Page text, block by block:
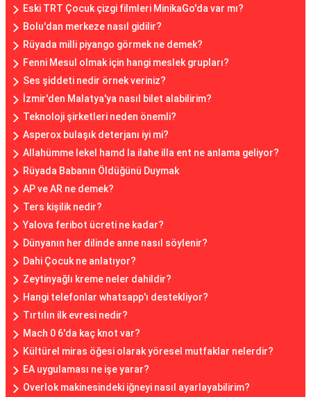
Eski TRT Çocuk çizgi filmleri MinikaGo'da var mı?
Bolu'dan merkeze nasıl gidilir?
Rüyada milli piyango görmek ne demek?
Fenni Mesul olmak için hangi meslek grupları?
Ses şiddeti nedir örnek veriniz?
İzmir'den Malatya'ya nasıl bilet alabilirim?
Teknoloji şirketleri neden önemli?
Asperox bulaşık deterjanı iyi mi?
Allahümme lekel hamd la ilahe illa ent ne anlama geliyor?
Rüyada Babanın Öldüğünü Duymak
AP ve AR ne demek?
Ters kişilik nedir?
Yalova feribot ücreti ne kadar?
Dünyanın her dilinde anne nasıl söylenir?
Dahi Çocuk ne anlatıyor?
Zeytinyağlı kreme neler dahildir?
Hangi telefonlar whatsapp'ı destekliyor?
Tırtılın ilk evresi nedir?
Mach 0 6'da kaç knot var?
Kültürel miras öğesi olarak yöresel mutfaklar nelerdir?
EA uygulaması ne işe yarar?
Overlok makinesindeki iğneyi nasıl ayarlayabilirim?